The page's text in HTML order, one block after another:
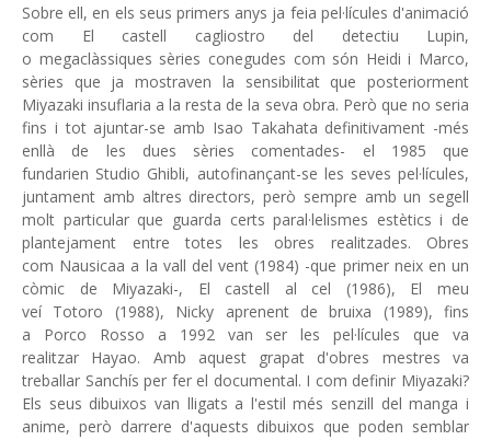
Sobre ell, en els seus primers anys ja feia pel·lícules d'animació
com El castell cagliostro del detectiu Lupin,
o megaclàssiques sèries conegudes com són Heidi i Marco,
sèries que ja mostraven la sensibilitat que posteriorment
Miyazaki insuflaria a la resta de la seva obra. Però que no seria
fins i tot ajuntar-se amb Isao Takahata definitivament -més
enllà de les dues sèries comentades- el 1985 que
fundarien Studio Ghibli, autofinançant-se les seves pel·lícules,
juntament amb altres directors, però sempre amb un segell
molt particular que guarda certs paral·lelismes estètics i de
plantejament entre totes les obres realitzades. Obres
com Nausicaa a la vall del vent (1984) -que primer neix en un
còmic de Miyazaki-, El castell al cel (1986), El meu
veí Totoro (1988), Nicky aprenent de bruixa (1989), fins
a Porco Rosso a 1992 van ser les pel·lícules que va
realitzar Hayao. Amb aquest grapat d'obres mestres va
treballar Sanchís per fer el documental. I com definir Miyazaki?
Els seus dibuixos van lligats a l'estil més senzill del manga i
anime, però darrere d'aquests dibuixos que poden semblar